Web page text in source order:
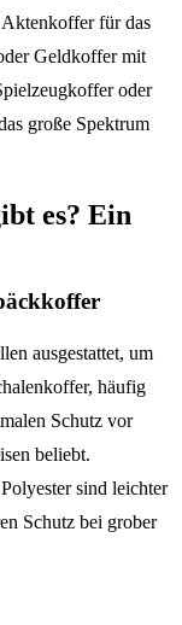
für das
Geldkoffer mit
oder
große Spektrum
es? Ein
ausgestattet, um
häufig
Schutz vor
beliebt.
sind leichter
Schutz bei grober